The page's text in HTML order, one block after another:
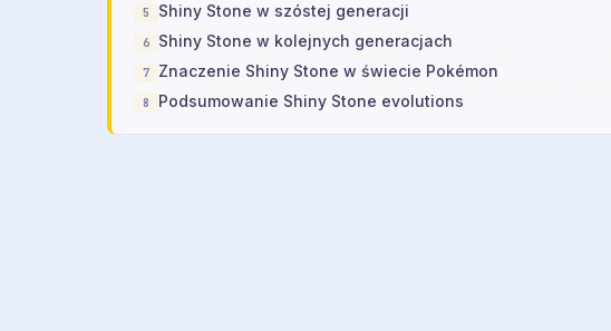
Shiny Stone w szóstej generacji
Shiny Stone w kolejnych generacjach
Znaczenie Shiny Stone w świecie Pokémon
Podsumowanie Shiny Stone evolutions